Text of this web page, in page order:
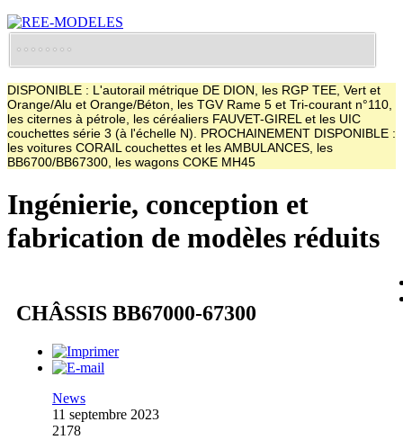
DISPONIBLE : L'autorail métrique DE DION, les RGP TEE, Vert et
Orange/Alu et Orange/Béton, les TGV Rame 5 et Tri-courant n°110,
les citernes à pétrole, les céréaliers FAUVET-GIREL et les UIC
couchettes série 3 (à l'échelle N). PROCHAINEMENT DISPONIBLE :
les voitures CORAIL couchettes et les AMBULANCES, les
BB6700/BB67300, les wagons COKE MH45
Ingénierie, conception et
fabrication de modèles réduits
CHÂSSIS BB67000-67300
News
11 septembre 2023
2178